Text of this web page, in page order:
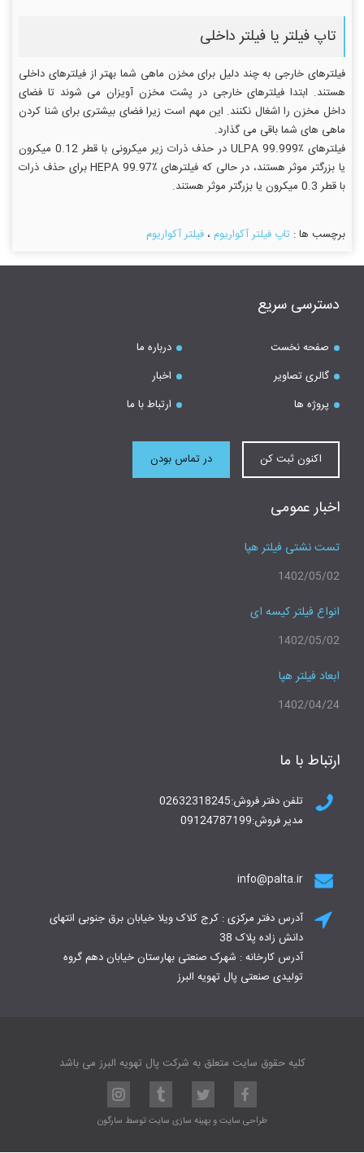
تاپ فیلتر یا فیلتر داخلی
فیلترهای خارجی به چند دلیل برای مخزن ماهی شما بهتر از فیلترهای داخلی
هستند. ابتدا فیلترهای خارجی در پشت مخزن آویزان می شوند تا فضای
داخل مخزن را اشغال نکنند. این مهم است زیرا فضای بیشتری برای شنا کردن
ماهی های شما باقی می گذارد.
فیلترهای ULPA 99.999٪ در حذف ذرات زیر میکرونی با قطر 0.12 میکرون
یا بزرگتر موثر هستند، در حالی که فیلترهای HEPA 99.97٪ برای حذف ذرات
با قطر 0.3 میکرون یا بزرگتر موثر هستند.
برچسب ها : تاپ فیلتر آکواریوم ،فیلتر آکواریوم
دسترسی سریع
صفحه نخست
درباره ما
گالری تصاویر
اخبار
پروژه ها
ارتباط با ما
اکنون ثبت کن در تماس بودن
اخبار عمومی
تست نشتی فیلتر هپا
1402/05/02
انواع فیلتر کیسه ای
1402/05/02
ابعاد فیلتر هپا
1402/04/24
ارتباط با ما
تلفن دفتر فروش:02632318245
مدیر فروش:09124787199
info@palta.ir
آدرس دفتر مرکزی : کرج کلاک ویلا خیابان برق جنوبی انتهای
دانش زاده پلاک 38
آدرس کارخانه : شهرک صنعتی بهارستان خیابان دهم گروه
تولیدی صنعتی پال تهویه البرز
کلیه حقوق سایت متعلق به شرکت پال تهویه البرز می باشد
طراحی سایتوبهینه سازی سایتتوسط سارگون